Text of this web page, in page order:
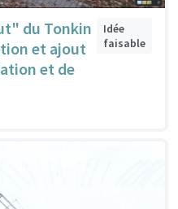
du Tonkin
et ajout
et de
Idée
faisable